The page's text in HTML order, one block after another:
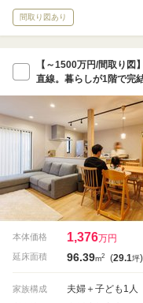
間取り図あり
【～1500万円/間取り図
直線。暮らしが1階で完
本体価格 1,376万円
延床面積 96.39m2 (29.1坪)
家族構成 夫婦＋子ども1人